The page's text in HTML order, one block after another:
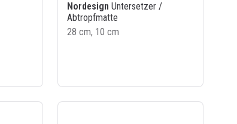
Nordesign Untersetzer /
Abtropfmatte
28 cm, 10 cm